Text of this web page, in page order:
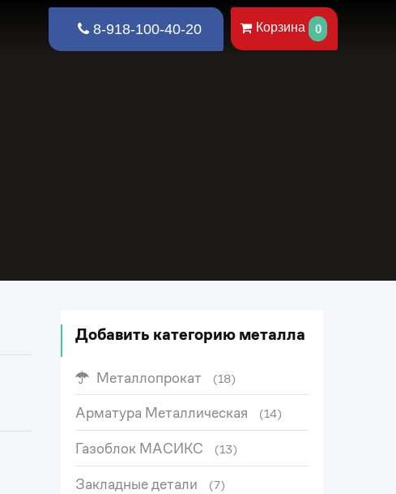
Корзина 0
8-918-100-40-20
Добавить категорию металла
Металлопрокат (18)
Арматура Металлическая (14)
Газоблок МАСИКС (13)
Закладные детали (7)